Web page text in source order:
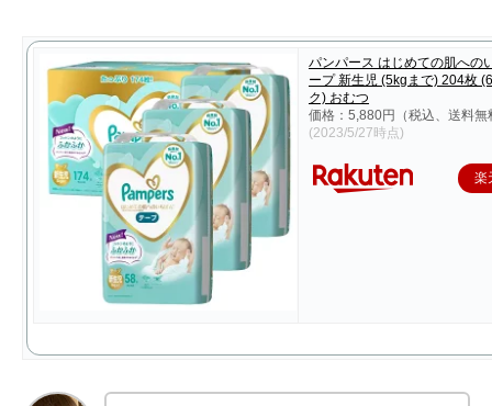
パンパース はじめての肌への
ープ 新生児 (5kgまで) 204枚
ク) おむつ
価格：5,880円（税込、送料無
(2023/5/27時点)
楽